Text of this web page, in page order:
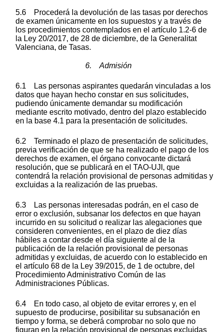
5.6 Procederá la devolución de las tasas por derechos
de examen únicamente en los supuestos y a través de
los procedimientos contemplados en el artículo 1.2-6 de
la Ley 20/2017, de 28 de diciembre, de la Generalitat
Valenciana, de Tasas.
6. Admisión
6.1 Las personas aspirantes quedarán vinculadas a los
datos que hayan hecho constar en sus solicitudes,
pudiendo únicamente demandar su modificación
mediante escrito motivado, dentro del plazo establecido
en la base 4.1 para la presentación de solicitudes.
6.2 Terminado el plazo de presentación de solicitudes,
previa verificación de que se ha realizado el pago de los
derechos de examen, el órgano convocante dictará
resolución, que se publicará en el TAO-UJI, que
contendrá la relación provisional de personas admitidas y
excluidas a la realización de las pruebas.
6.3 Las personas interesadas podrán, en el caso de
error o exclusión, subsanar los defectos en que hayan
incurrido en su solicitud o realizar las alegaciones que
consideren convenientes, en el plazo de diez días
hábiles a contar desde el día siguiente al de la
publicación de la relación provisional de personas
admitidas y excluidas, de acuerdo con lo establecido en
el artículo 68 de la Ley 39/2015, de 1 de octubre, del
Procedimiento Administrativo Común de las
Administraciones Públicas.
6.4 En todo caso, al objeto de evitar errores y, en el
supuesto de producirse, posibilitar su subsanación en
tiempo y forma, se deberá comprobar no solo que no
figuran en la relación provisional de personas excluidas